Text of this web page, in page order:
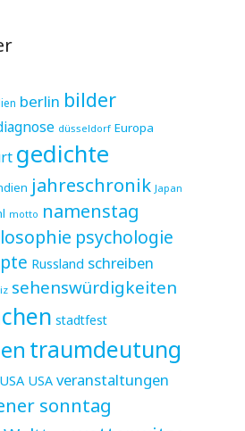
berlin bilder
düsseldorf Europa
gedichte
jahreschronik Japan
motto namenstag
psychologie
Russland schreiben
sehenswürdigkeiten
stadtfest
traumdeutung
USA USA veranstaltungen
sonntag